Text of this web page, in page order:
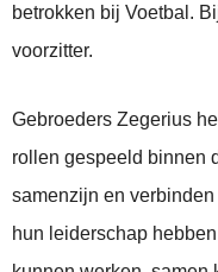
betrokken bij Voetbal.
voorzitter.
Gebroeders Zegerius
rollen gespeeld binnen
samenzijn en
hun leiderschap